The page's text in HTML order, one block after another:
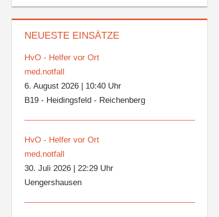
NEUESTE EINSÄTZE
HvO - Helfer vor Ort
med.notfall
6. August 2026| 10:40 Uhr
B19 - Heidingsfeld - Reichenberg
HvO - Helfer vor Ort
med.notfall
30. Juli 2026| 22:29 Uhr
Uengershausen